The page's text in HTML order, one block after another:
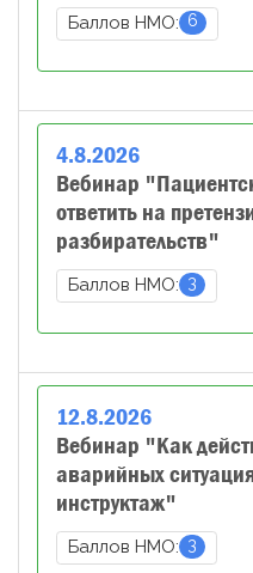
Баллов НМО: 6
4.8.2026
Вебинар
ответить на
разбирательств"
Баллов НМО: 3
12.8.2026
Вебинар "Как
аварийных
инструктаж"
Баллов НМО: 3